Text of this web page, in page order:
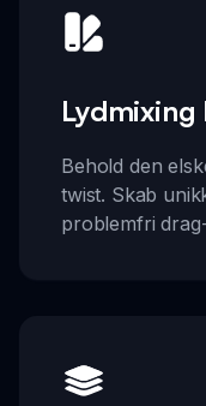
Behold den
twist. Skab
problemfri